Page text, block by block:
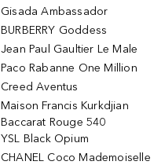
Gisada Ambassador
BURBERRY Goddess
Jean Paul Gaultier Le Male
Paco Rabanne One Million
Creed Aventus
Maison Francis Kurkdjian
Baccarat Rouge 540
YSL Black Opium
CHANEL Coco Mademoiselle